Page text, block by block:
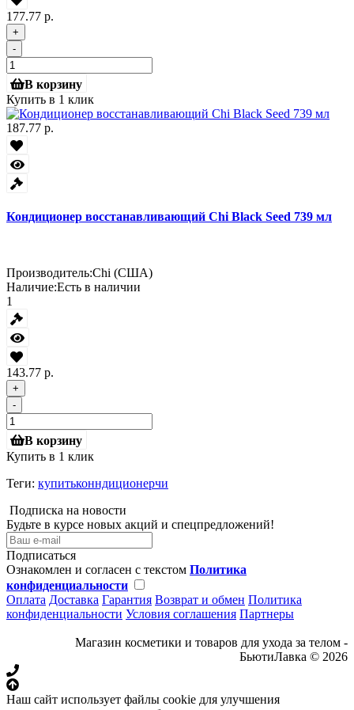
177.77 р.
+
-
В корзину
Купить в 1 клик
187.77 р.
Кондиционер восстанавливающий Chi Black Seed 739 мл
Производитель:Chi (США)
Наличие:Есть в наличии
1
143.77 р.
+
-
В корзину
Купить в 1 клик
Теги: купитьконндиционерчи
Подписка на новости
Будьте в курсе новых акций и спецпредложений!
Подписаться
Ознакомлен и согласен с текстом Политика
конфиденциальности
Оплата Доставка Гарантия Возврат и обмен Политика
конфиденциальности Условия соглашения Партнеры
Магазин косметики и товаров для ухода за телом -
БьютиЛавка © 2026
Наш сайт использует файлы cookie для улучшения